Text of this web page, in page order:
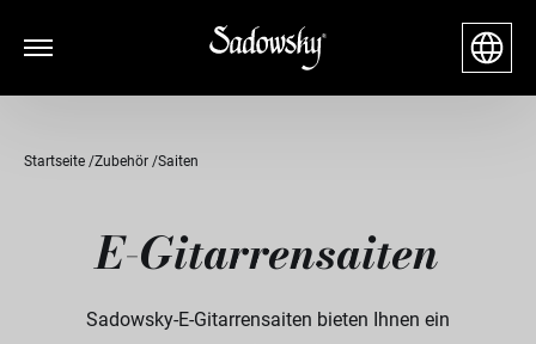
Startseite Zubehör Saiten
E-Gitarrensaiten
Sadowsky-E-Gitarrensaiten bieten Ihnen ein